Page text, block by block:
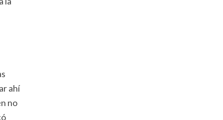
ahí
no